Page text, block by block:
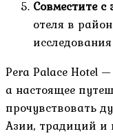
Совместите с
отеля в
Pera Palace Hotel
а настоящее
прочувствовать
Азии, традиций и